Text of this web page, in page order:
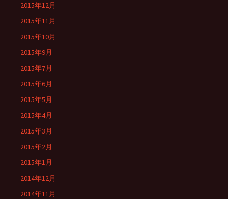
2015年12月
2015年11月
2015年10月
2015年9月
2015年7月
2015年6月
2015年5月
2015年4月
2015年3月
2015年2月
2015年1月
2014年12月
2014年11月